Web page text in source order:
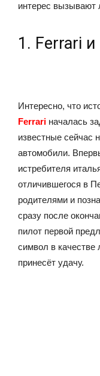
интерес вызывают
1. Ferrari
Интересно, что
Ferrari началась
известные сейчас
автомобили.
истребителя
отличившегося в
родителями и
сразу после
пилот первой
символ в качестве
принесёт удачу.